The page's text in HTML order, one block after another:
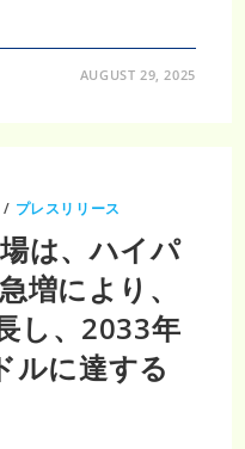
AUGUST 29, 2025
/ プレスリリース
は、ハイパ
増により、
し、2033年
ルに達する